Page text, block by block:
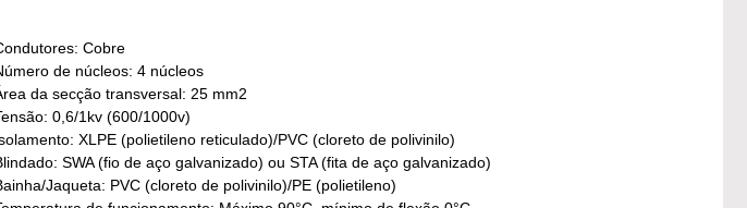
Cobre
de núcleos: 4 núcleos
da secção transversal: 25 mm2
0,6/1kv (600/1000v)
XLPE (polietileno reticulado)/PVC (cloreto de polivinilo)
SWA (fio de aço galvanizado) ou STA (fita de aço galvanizado)
Jaqueta: PVC (cloreto de polivinilo)/PE (polietileno)